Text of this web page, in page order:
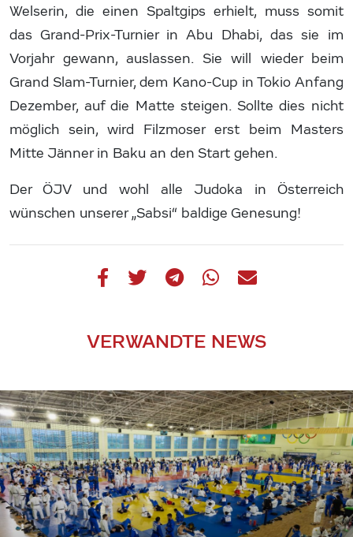
Welserin, die einen Spaltgips erhielt, muss somit
das Grand-Prix-Turnier in Abu Dhabi, das sie im
Vorjahr gewann, auslassen. Sie will wieder beim
Grand Slam-Turnier, dem Kano-Cup in Tokio Anfang
Dezember, auf die Matte steigen. Sollte dies nicht
möglich sein, wird Filzmoser erst beim Masters
Mitte Jänner in Baku an den Start gehen.
Der ÖJV und wohl alle Judoka in Österreich
wünschen unserer „Sabsi“ baldige Genesung!
VERWANDTE NEWS